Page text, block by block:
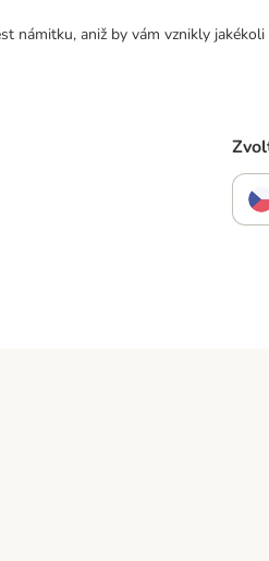
námitku, aniž by vám vznikly